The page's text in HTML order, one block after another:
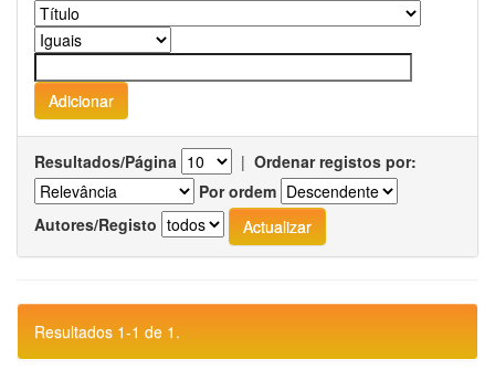
Resultados/Página | Ordenar registos por:
Por ordem
Autores/Registo
Resultados 1-1 de 1.